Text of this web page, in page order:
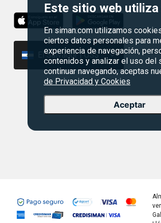
Este sitio web
En siman.com utilizamos
ciertos datos personales para
experiencia de navegación,
contenidos y analizar el uso del
continuar navegando, aceptas
de Privacidad y Cookies
Aceptar
El Salvador | US$